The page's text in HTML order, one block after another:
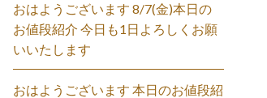
おはようございます 8/7(金)本日の
お値段紹介 今日も1日よろしくお願
いいたします
おはようございます 本日のお値段紹